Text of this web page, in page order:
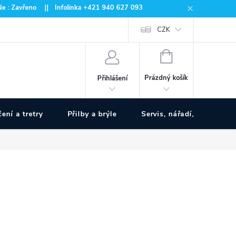
: Zavřeno || Infolinka +421 940 627 093
CZK
Přihlášení
NÁKUPNÍ
Prázdný košík
a tretry Přilby a brýle Servis, nářadí, pumpy